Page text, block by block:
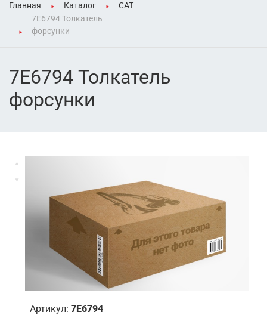
Главная Каталог
CAT
7E6794 Толкатель
форсунки
7E6794 Толкатель
форсунки
Артикул: 7E6794